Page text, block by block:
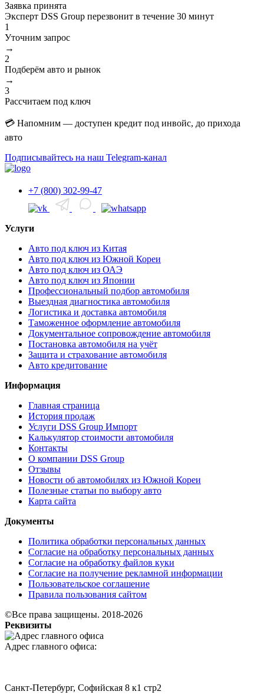
Заявка принята
Эксперт DSS Group перезвонит в течение 30 минут
1
Уточним запрос
→
2
Подберём авто и рынок
→
3
Рассчитаем под ключ
💳 Напомним — доступен кредит под инвойс, до прихода
авто
Подписывайтесь на наш Telegram-канал
+7 (800) 302-99-47
Услуги
Авто под ключ из Китая
Авто под ключ из Южной Кореи
Авто под ключ из ОАЭ
Авто под ключ из Японии
Профессиональный подбор автомобиля
Выездная диагностика автомобиля
Логистика и доставка автомобиля
Таможенное оформление автомобиля
Документальное сопровождение автомобиля
Постановка автомобиля на учёт
Защита и страхование автомобиля
Авто кредитование
Информация
Главная страница
История продаж
Услуги DSS Group Импорт
Калькулятор стоимости автомобиля
Контакты
О компании DSS Group
Отзывы
Новости об автомобилях из Южной Кореи
Полезные статьи по выбору авто
Карта сайта
Документы
Политика обработки персональных данных
Согласие на обработку персональных данных
Согласие на обработку файлов куки
Согласие на получение рекламной информации
Пользовательское соглашение
Правила пользования сайтом
©Все права защищены. 2018-2026
Реквизиты
Адрес главного офиса:
Санкт-Петербург, Софийская 8 к1 стр2